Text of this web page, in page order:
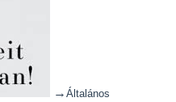
→ Általános